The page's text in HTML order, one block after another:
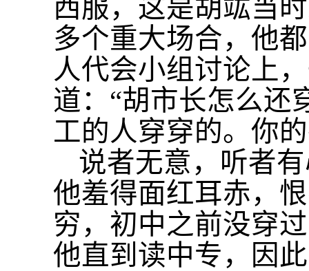
西服，这是胡竑当
多个重大场合，他
人代会小组讨论上
道：“胡市长怎么还
工的人穿穿的。你
说者无意，听者
他羞得面红耳赤，
穷，初中之前没穿
他直到读中专，因